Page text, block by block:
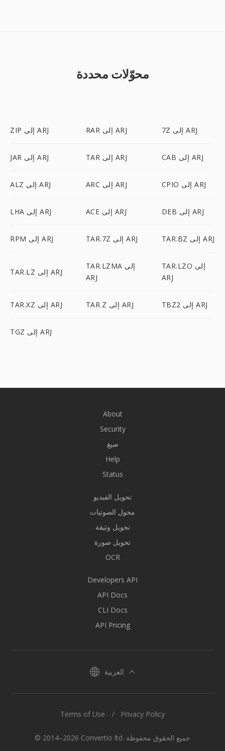
محوّلات محددة
ZIP إلى ARJ RAR إلى ARJ 7Z إلى ARJ
JAR إلى ARJ TAR إلى ARJ CAB إلى ARJ
ALZ إلى ARJ ARC إلى ARJ CPIO إلى ARJ
LHA إلى ARJ ACE إلى ARJ DEB إلى ARJ
RPM إلى ARJ TAR.7Z إلى ARJ TAR.BZ إلى ARJ
TAR.LZ إلى ARJ
TAR.LZMA إلى
ARJ
TAR.LZO إلى
ARJ
TAR.XZ إلى ARJ TAR.Z إلى ARJ TBZ2 إلى ARJ
TGZ إلى ARJ
About
Security
صيغ
Help
Status
تحويل الفيديو
محول الصوتيات
تحويل وثيقة
تحويل صورة
OCR
Developers API
API Docs
CLI Docs
API Pricing
العربية
© 2014–2026 Convertio ltd. جميع الحقوق محفوظة
Terms of Use Privacy Policy